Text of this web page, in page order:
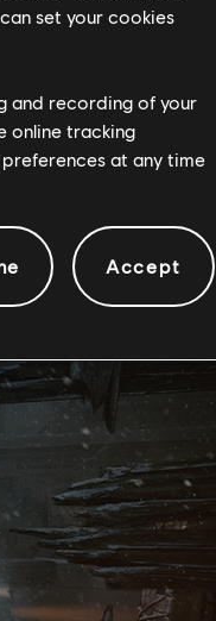
can set your cookies
and recording of your
online tracking
at any time
Accept